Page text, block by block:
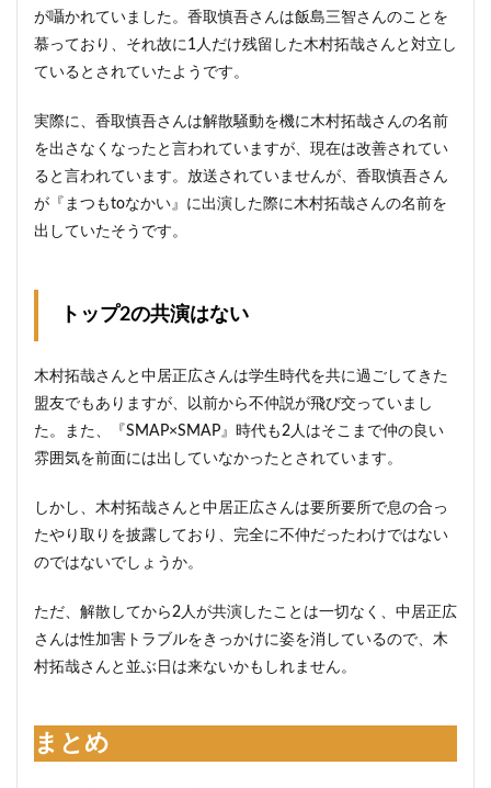
が囁かれていました。香取慎吾さんは飯島三智さんのことを
慕っており、それ故に1人だけ残留した木村拓哉さんと対立し
ているとされていたようです。
実際に、香取慎吾さんは解散騒動を機に木村拓哉さんの名前
を出さなくなったと言われていますが、現在は改善されてい
ると言われています。放送されていませんが、香取慎吾さん
が『まつもtoなかい』に出演した際に木村拓哉さんの名前を
出していたそうです。
トップ2の共演はない
木村拓哉さんと中居正広さんは学生時代を共に過ごしてきた
盟友でもありますが、以前から不仲説が飛び交っていまし
た。また、『SMAP×SMAP』時代も2人はそこまで仲の良い
雰囲気を前面には出していなかったとされています。
しかし、木村拓哉さんと中居正広さんは要所要所で息の合っ
たやり取りを披露しており、完全に不仲だったわけではない
のではないでしょうか。
ただ、解散してから2人が共演したことは一切なく、中居正広
さんは性加害トラブルをきっかけに姿を消しているので、木
村拓哉さんと並ぶ日は来ないかもしれません。
まとめ